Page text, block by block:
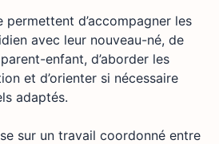
permettent d’accompagner les
avec leur nouveau-né, de
enfant, d’aborder les
et d’orienter si nécessaire
adaptés.
sur un travail coordonné entre